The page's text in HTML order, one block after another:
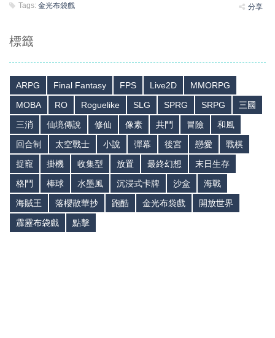
Tags: 金光布袋戲 分享
標籤
ARPG Final Fantasy FPS Live2D
MMORPG
MOBA
RO Roguelike SLG SPRG SRPG
三國
三消
仙境傳說 修仙 像素 共鬥 冒險
和風
回合制
太空戰士 小說 彈幕 後宮 戀愛
戰棋
捉寵
掛機 收集型 放置 最終幻想
末日生存
格鬥
棒球 水墨風 沉浸式卡牌 沙盒
海戰
海賊王
落櫻散華抄 跑酷 金光布袋戲
開放世界
霹靂布袋戲
點擊